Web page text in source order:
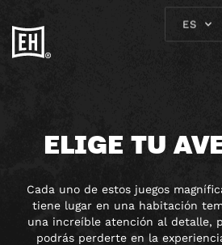
ES
ELIGE TU
Cada uno de estos juegos
tiene lugar en una habitación
una increíble atención al detalle,
podrás perderte en la